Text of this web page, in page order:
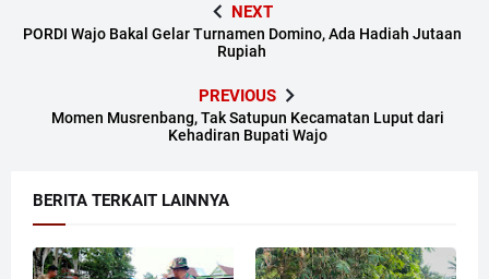
NEXT
PORDI Wajo Bakal Gelar Turnamen Domino, Ada Hadiah Jutaan
Rupiah
PREVIOUS
Momen Musrenbang, Tak Satupun Kecamatan Luput dari
Kehadiran Bupati Wajo
BERITA TERKAIT LAINNYA